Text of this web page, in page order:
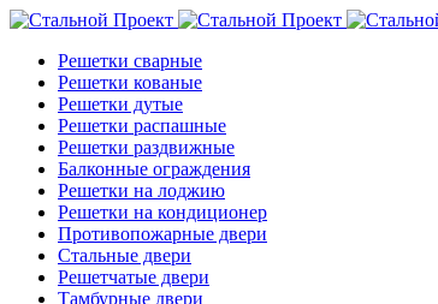
Решетки сварные
Решетки кованые
Решетки дутые
Решетки распашные
Решетки раздвижные
Балконные ограждения
Решетки на лоджию
Решетки на кондиционер
Противопожарные двери
Стальные двери
Решетчатые двери
Тамбурные двери